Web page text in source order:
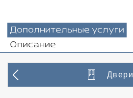
Дополнительные услуги
Описание
Двери